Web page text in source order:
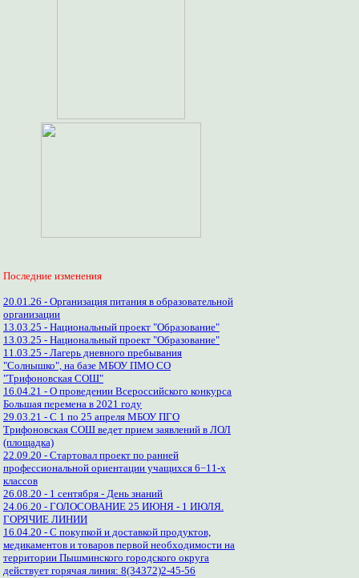
Последние изменения
20.01.26 - Организация питания в образовательной
организации
13.03.25 - Национальный проект "Образование"
13.03.25 - Национальный проект "Образование"
11.03.25 - Лагерь дневного пребывания
"Солнышко", на базе МБОУ ПМО СО
"Трифоновская СОШ"
16.04.21 - О проведении Всероссийского конкурса
Большая перемена в 2021 году
29.03.21 - С 1 по 25 апреля МБОУ ПГО
Трифоновская СОШ ведет прием заявлений в ЛОЛ
(площадка)
22.09.20 - Стартовал проект по ранней
профессиональной ориентации учащихся 6−11-х
классов
26.08.20 - 1 сентября - День знаний
24.06.20 - ГОЛОСОВАНИЕ 25 ИЮНЯ - 1 ИЮЛЯ.
ГОРЯЧИЕ ЛИНИИ
16.04.20 - С покупкой и доставкой продуктов,
медикаментов и товаров первой необходимости на
территории Пышминского городского округа
действует горячая линия: 8(34372)2-45-56